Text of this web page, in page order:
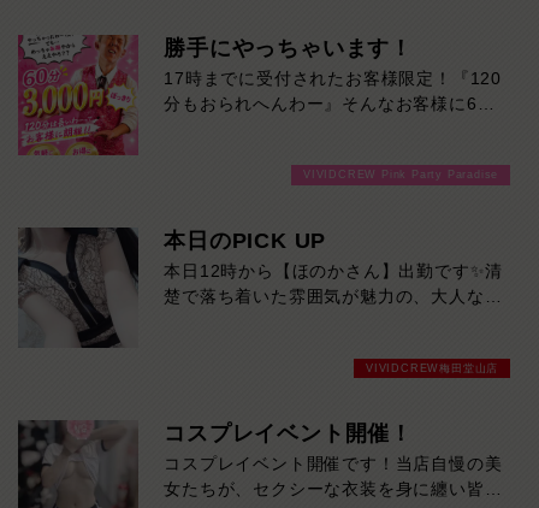
勝手にやっちゃいます！
17時までに受付されたお客様限定！『120
分もおられへんわー』そんなお客様に60
めるチャンス！たっぷり楽しみたい方は
分！その日の予定に合わせてお選びくださ
い！ご来店お待ちしております！
VIVIDCREW Pink Party Paradise
本日のPICK UP
本日12時から【ほのかさん】出勤です✨清
楚で落ち着いた雰囲気が魅力の、大人な女
気と親しみやすさを兼ね備えた、ほのかさ
VIVIDCREW梅田堂山店
コスプレイベント開催！
コスプレイベント開催です！当店自慢の美
女たちが、セクシーな衣装を身に纏い皆様